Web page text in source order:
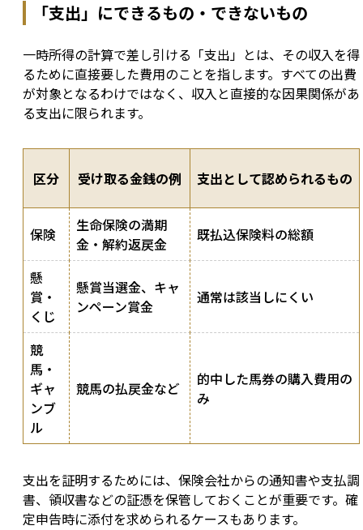
「支出」にできるもの・できないもの
一時所得の計算で差し引ける「支出」とは、その収入を得
るために直接要した費用のことを指します。すべての出費
が対象となるわけではなく、収入と直接的な因果関係があ
る支出に限られます。
区分 受け取る金銭の例 支出として認められるもの
保険
生命保険の満期
金・解約返戻金
既払込保険料の総額
懸
賞・
くじ
懸賞当選金、キャ
ンペーン賞金
通常は該当しにくい
競
馬・
ギャ
ンブ
ル
競馬の払戻金など
的中した馬券の購入費用の
み
支出を証明するためには、保険会社からの通知書や支払調
書、領収書などの証憑を保管しておくことが重要です。確
定申告時に添付を求められるケースもあります。